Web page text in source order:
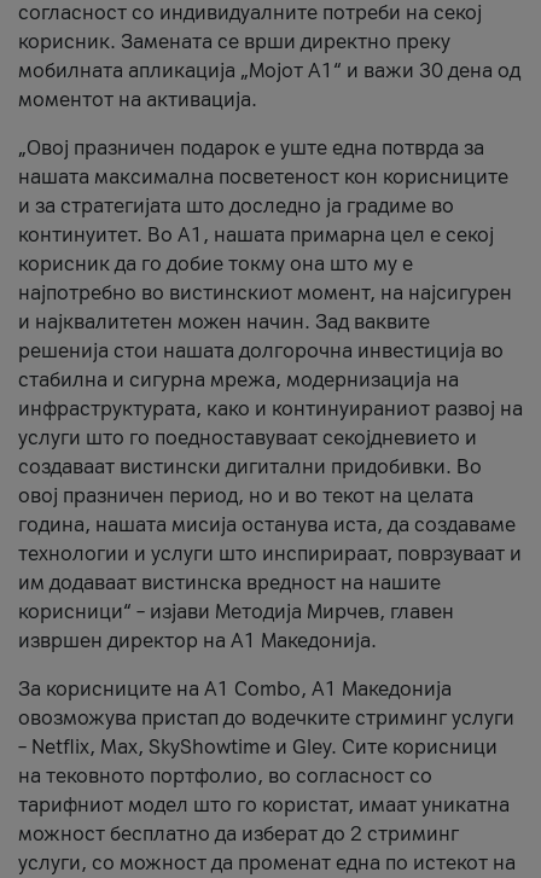
согласност со индивидуалните потреби на секој
корисник. Замената се врши директно преку
мобилната апликација „Мојот А1“ и важи 30 дена од
моментот на активација.
„Овој празничен подарок е уште една потврда за
нашата максимална посветеност кон корисниците
и за стратегијата што доследно ја градиме во
континуитет. Во А1, нашата примарна цел е секој
корисник да го добие токму она што му е
најпотребно во вистинскиот момент, на најсигурен
и најквалитетен можен начин. Зад ваквите
решенија стои нашата долгорочна инвестиција во
стабилна и сигурна мрежа, модернизација на
инфраструктурата, како и континуираниот развој на
услуги што го поедноставуваат секојдневието и
создаваат вистински дигитални придобивки. Во
овој празничен период, но и во текот на целата
година, нашата мисија останува иста, да создаваме
технологии и услуги што инспирираат, поврзуваат и
им додаваат вистинска вредност на нашите
корисници“ – изјави Методија Мирчев, главен
извршен директор на А1 Македонија.
За корисниците на A1 Combo, А1 Македонија
овозможува пристап до водечките стриминг услуги
– Netflix, Max, SkyShowtime и Gley. Сите корисници
на тековното портфолио, во согласност со
тарифниот модел што го користат, имаат уникатна
можност бесплатно да изберат до 2 стриминг
услуги, со можност да променат една по истекот на